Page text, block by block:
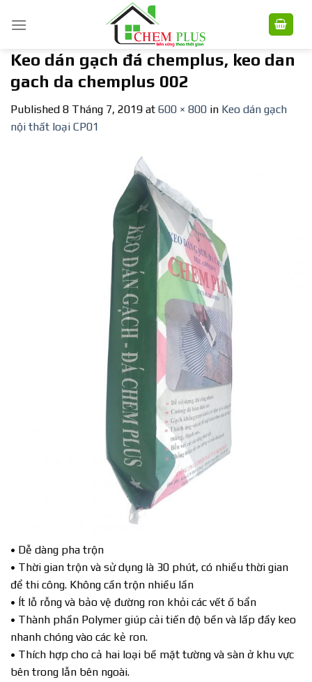
Keo dán gạch đá chemplus, keo dan
gach da chemplus 002
Published 8 Tháng 7, 2019 at 600 × 800 in Keo dán gạch
nội thất loại CP01
• Dễ dàng pha trộn
• Thời gian trộn và sử dụng là 30 phút, có nhiều thời gian
để thi công. Không cần trộn nhiều lần
• Ít lỗ rỗng và bảo vệ đường ron khỏi các vết ố bẩn
• Thành phần Polymer giúp cải tiến độ bền và lấp đầy keo
nhanh chóng vào các kẻ ron.
• Thích hợp cho cả hai loại bề mặt tường và sàn ở khu vực
bên trong lẫn bên ngoài.